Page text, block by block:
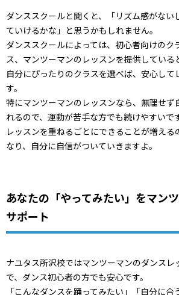
ダンススクールと聞くと、「リズム感がない
ていけるかな」と思うかもしれません。
ダンススクールによっては、初心者向けのク
ス、マンツーマンのレッスンを提供している
自分にぴったりのクラスを選べば、安心して
す。
特にマンツーマンのレッスンなら、無理せず
れるので、運動が苦手な方でも続けやすいです
レッスンを重ねるごとにできることが増える
なり、自分に自信がついていきますよ。
あなたの「やってみたい」をマン
サポート
ナユタス所沢校ではマンツーマンのダンスレ
で、ダンス初心者の方でも安心です。
「こんなダンスを踊ってみたい」「自分に